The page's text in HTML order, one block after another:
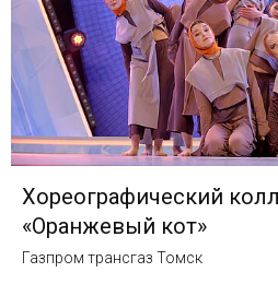
Хореографический
«Оранжевый кот»
Газпром трансгаз Томск